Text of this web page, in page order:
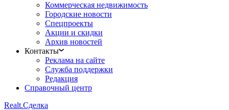
Коммерческая недвижимость
Городские новости
Спецпроекты
Акции и скидки
Архив новостей
Контакты
Реклама на сайте
Служба поддержки
Редакция
Справочный центр
Realt.Сделка